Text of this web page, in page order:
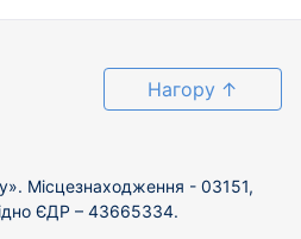
Нагору ↑
Місцезнаходження - 03151,
ЄДР – 43665334.